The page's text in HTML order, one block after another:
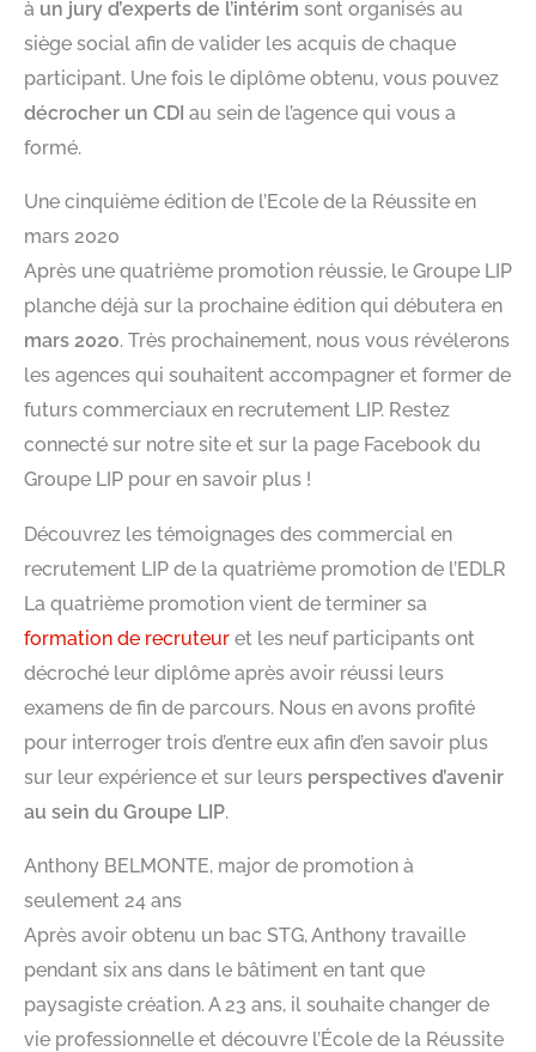
à un jury d’experts de l’intérim sont organisés au
siège social afin de valider les acquis de chaque
participant. Une fois le diplôme obtenu, vous pouvez
décrocher un CDI au sein de l’agence qui vous a
formé.
Une cinquième édition de l’Ecole de la Réussite en
mars 2020
Après une quatrième promotion réussie, le Groupe LIP
planche déjà sur la prochaine édition qui débutera en
mars 2020. Très prochainement, nous vous révélerons
les agences qui souhaitent accompagner et former de
futurs commerciaux en recrutement LIP. Restez
connecté sur notre site et sur la page Facebook du
Groupe LIP pour en savoir plus !
Découvrez les témoignages des commercial en
recrutement LIP de la quatrième promotion de l’EDLR
La quatrième promotion vient de terminer sa
formation de recruteur et les neuf participants ont
décroché leur diplôme après avoir réussi leurs
examens de fin de parcours. Nous en avons profité
pour interroger trois d’entre eux afin d’en savoir plus
sur leur expérience et sur leurs perspectives d’avenir
au sein du Groupe LIP.
Anthony BELMONTE, major de promotion à
seulement 24 ans
Après avoir obtenu un bac STG, Anthony travaille
pendant six ans dans le bâtiment en tant que
paysagiste création. A 23 ans, il souhaite changer de
vie professionnelle et découvre l’École de la Réussite